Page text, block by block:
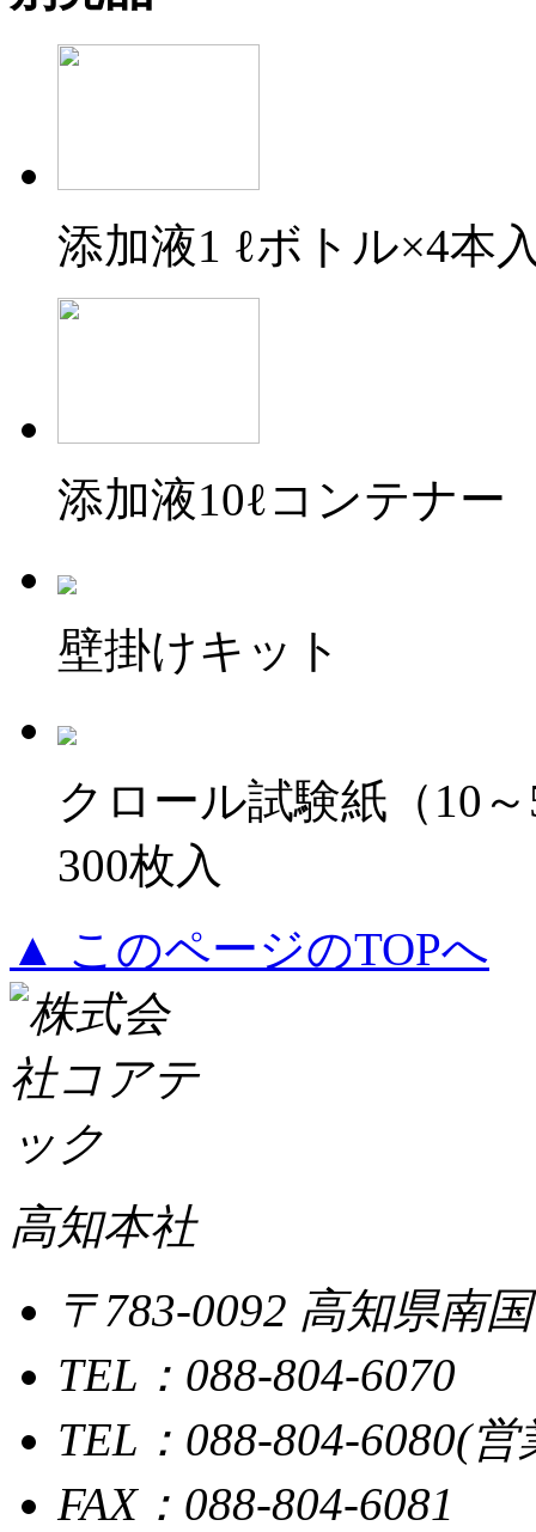
添加液1 ℓボトル×4本
添加液10ℓコンテナー
壁掛けキット
クロール試験紙（10
300枚入
▲ このページのTOPへ
高知本社
〒783-0092 高知県南
TEL：088-804-6070
TEL：088-804-6080(
FAX：088-804-6081